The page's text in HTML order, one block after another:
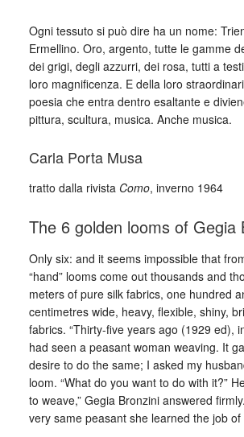
Ogni tessuto si può dire ha un nome:
Ermellino. Oro, argento, tutte le gamme
dei grigi, degli azzurri, dei rosa, tutti a
loro magnificenza. E della loro
poesia che entra dentro esaltante e
pittura, scultura, musica. Anche musica.
Carla Porta Musa
tratto dalla rivista Como, inverno 1964
The 6 golden looms of Gegia
Only six: and it seems impossible that
“hand” looms come out thousands and
meters of pure silk fabrics, one hundred
centimetres wide, heavy, flexible, shiny,
fabrics. “Thirty-five years ago (1929 ed),
had seen a peasant woman weaving. It
desire to do the same; I asked my
loom. “What do you want to do with it?”
to weave,” Gegia Bronzini answered
very same peasant she learned the job of